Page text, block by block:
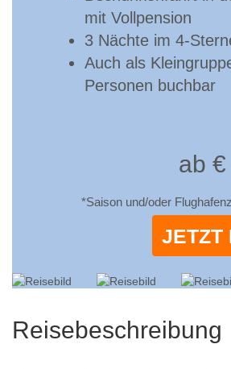
mit Vollpension
3 Nächte im 4-
Auch als
Personen buchbar
ab
*Saison und/oder
JETZT
Reisebeschreibung